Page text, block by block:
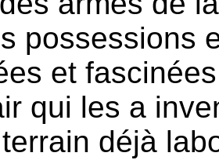
possessions
et
qui les a
déjà